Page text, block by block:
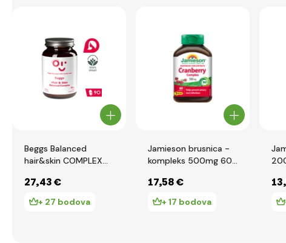
Beggs Balanced
hair&skin COMPLEX
27,43 €
+ 27 bodova
Jamieson brusnica -
kompleks 500mg 60
17,58 €
+ 17 bodova
13